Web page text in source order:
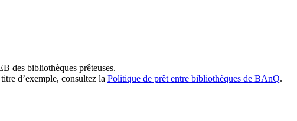
des bibliothèques prêteuses.
d’exemple, consultez la Politique de prêt entre bibliothèques de BAnQ.